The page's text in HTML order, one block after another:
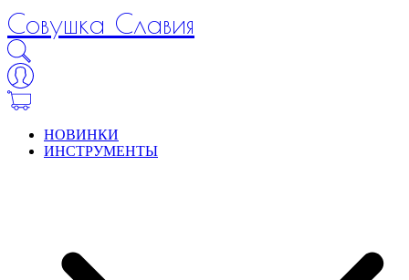
Совушка Славия
НОВИНКИ
ИНСТРУМЕНТЫ